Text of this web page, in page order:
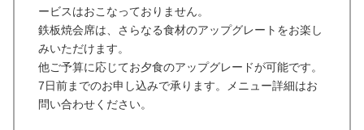
ービスはおこなっておりません。
鉄板焼会席は、さらなる食材のアップグレートをお楽し
みいただけます。
他ご予算に応じてお夕食のアップグレードが可能です。
7日前までのお申し込みで承ります。メニュー詳細はお
問い合わせください。